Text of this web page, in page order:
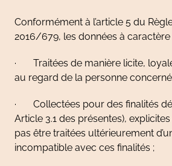
Conformément à l’article 5 du
2016/679, les données à
· Traitées de manière licite,
au regard de la personne
· Collectées pour des finalités
Article 3.1 des présentes),
pas être traitées ultérieurement
incompatible avec ces finalités ;